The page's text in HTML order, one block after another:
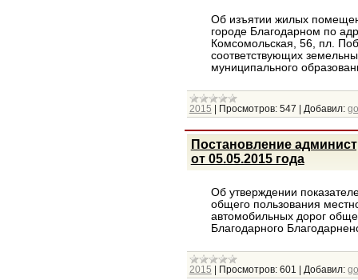
Об изъятии жилых
городе Благодарном по
Комсомольская, 56, пл.
соответствующих
муниципального
2015 Просмотров: 547 Добавил:
Постановление
от 05.05.2015 года
Об утверждении
общего пользования
автомобильных дорог
Благодарного
2015 Просмотров: 601 Добавил: